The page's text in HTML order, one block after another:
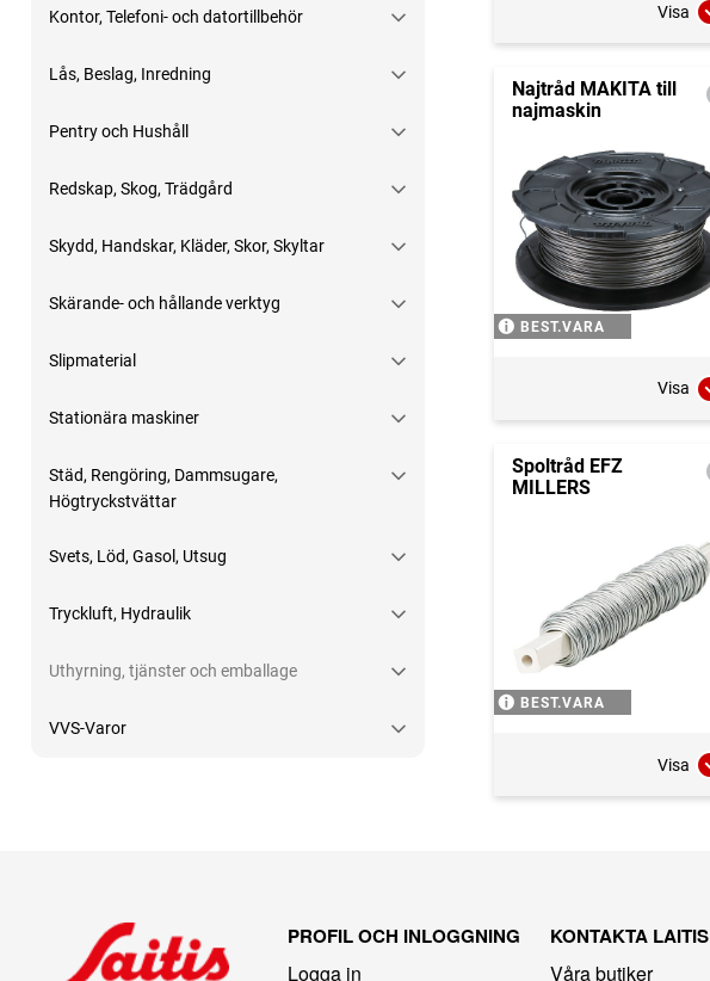
Kontor, Telefoni- och datortillbehör
Lås, Beslag, Inredning
Pentry och Hushåll
Redskap, Skog, Trädgård
Skydd, Handskar, Kläder, Skor, Skyltar
Skärande- och hållande verktyg
Slipmaterial
Stationära maskiner
Städ, Rengöring, Dammsugare,
Högtryckstvättar
Svets, Löd, Gasol, Utsug
Tryckluft, Hydraulik
Uthyrning, tjänster och emballage
VVS-Varor
Visa
Najtråd MAKITA till
najmaskin
BEST.VARA
Visa
Spoltråd EFZ
MILLERS
BEST.VARA
Visa
PROFIL OCH INLOGGNING
Logga in
KONTAKTA LAITIS
Våra butiker